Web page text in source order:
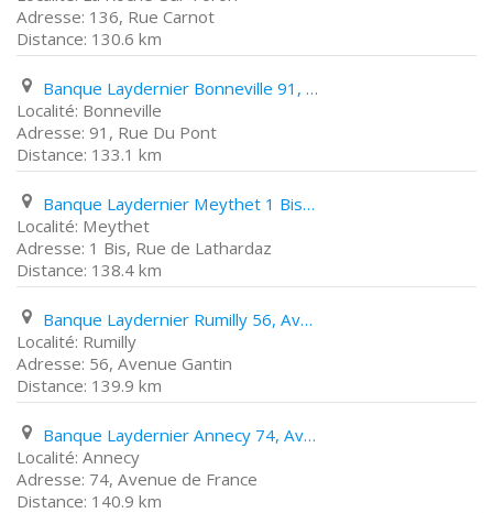
136, Rue Carnot
130.6 km
Banque Laydernier Bonneville 91, Rue Du Pont
Bonneville
91, Rue Du Pont
133.1 km
Banque Laydernier Meythet 1 Bis, Rue de Lathardaz
Meythet
1 Bis, Rue de Lathardaz
138.4 km
Banque Laydernier Rumilly 56, Avenue Gantin
Rumilly
56, Avenue Gantin
139.9 km
Banque Laydernier Annecy 74, Avenue de France
Annecy
74, Avenue de France
140.9 km